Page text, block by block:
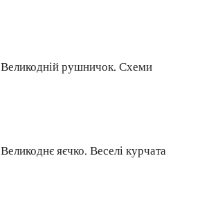
Великодній рушничок. Схеми
Великоднє яєчко. Веселі курчата